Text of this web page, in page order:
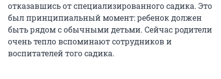
отказавшись от специализированного садика. Это
был принципиальный момент: ребенок должен
быть рядом с обычными детьми. Сейчас родители
очень тепло вспоминают сотрудников и
воспитателей того садика.